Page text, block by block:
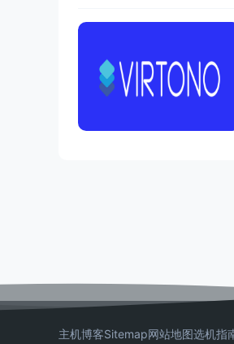
主机博客Sitemap网站地图选机指